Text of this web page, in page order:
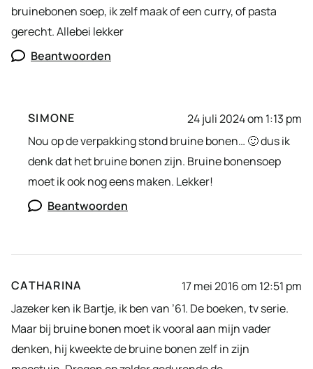
bruinebonen soep, ik zelf maak of een curry, of pasta
gerecht. Allebei lekker
Beantwoorden
SIMONE
24 juli 2024 om 1:13 pm
Nou op de verpakking stond bruine bonen… 🙂 dus ik
denk dat het bruine bonen zijn. Bruine bonensoep
moet ik ook nog eens maken. Lekker!
Beantwoorden
CATHARINA
17 mei 2016 om 12:51 pm
Jazeker ken ik Bartje, ik ben van ’61. De boeken, tv serie.
Maar bij bruine bonen moet ik vooral aan mijn vader
denken, hij kweekte de bruine bonen zelf in zijn